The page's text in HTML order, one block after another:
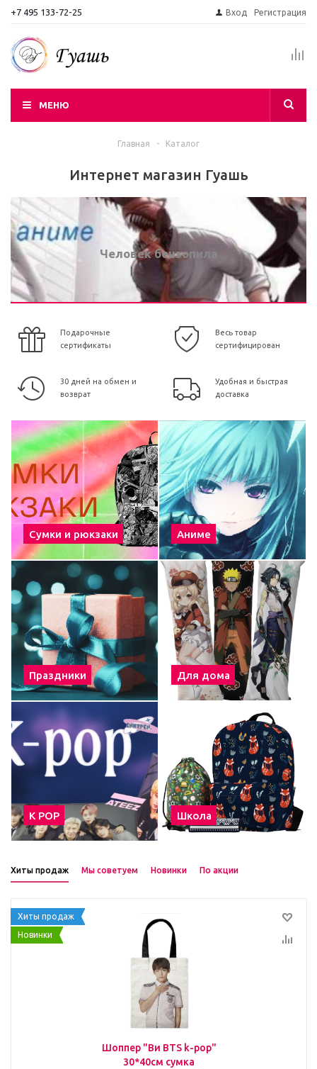
+7 495 133-72-25 Вход Регистрация
МЕНЮ
Главная - Каталог
Интернет магазин Гуашь
Человек бензопила
Подарочные
сертификаты
Весь товар
сертифицирован
30 дней на обмен и
возврат
Удобная и быстрая
доставка
Сумки и рюкзаки Аниме
Праздники Для дома
К POP Школа
Хиты продаж Мы советуем Новинки По акции
Хиты продаж
Новинки
Шоппер "Ви BTS k-pop"
30*40см сумка